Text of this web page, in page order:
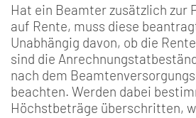
Hat ein Beamter zusätzlich zur
auf Rente, muss diese
Unabhängig davon, ob die
sind die
nach dem
beachten. Werden dabei
Höchstbeträge überschritten,